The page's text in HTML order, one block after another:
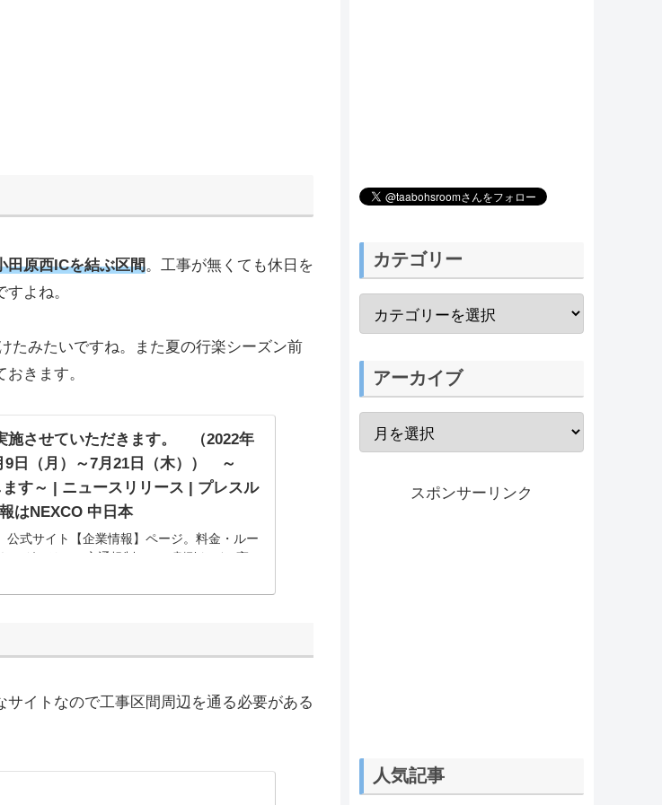
田原西ICを結ぶ区間。工事が無くても休日を
よね。
たみたいですね。また夏の行楽シーズン前
きます。
施させていただきます。 （2022年
9日（月）～7月21日（木）） ～
す～ | ニュースリリース | プレスル
はNEXCO 中日本
式サイト【企業情報】ページ。料金・ルー
イトなので工事区間周辺を通る必要がある
カテゴリー
アーカイブ
スポンサーリンク
人気記事